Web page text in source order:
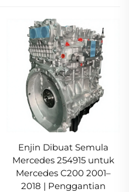
Enjin Dibuat Semula
Mercedes 254915 untuk
Mercedes C200 2001–
2018 | Penggantian